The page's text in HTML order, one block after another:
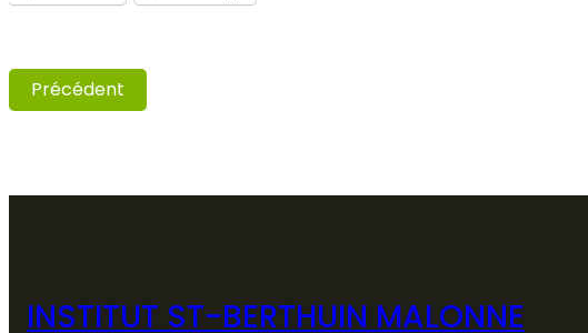
Précédent
INSTITUT ST-BERTHUIN MALONNE